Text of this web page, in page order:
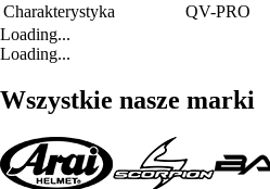
Charakterystyka
QV-PRO
Loading...
Loading...
Wszystkie nasze marki